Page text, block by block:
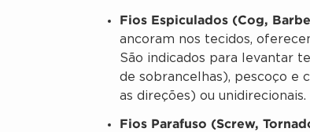
Fios Espiculados (Cog,
ancoram nos tecidos,
São indicados para levantar
de sobrancelhas), pescoço e
as direções) ou unidirecionais.
Fios Parafuso (Screw,